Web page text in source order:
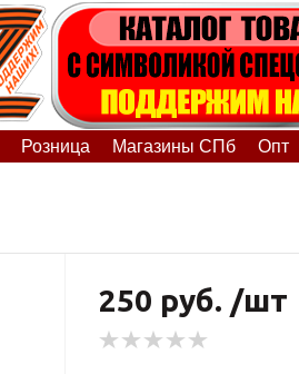
Розница Магазины СПб Опт
250 руб. /шт